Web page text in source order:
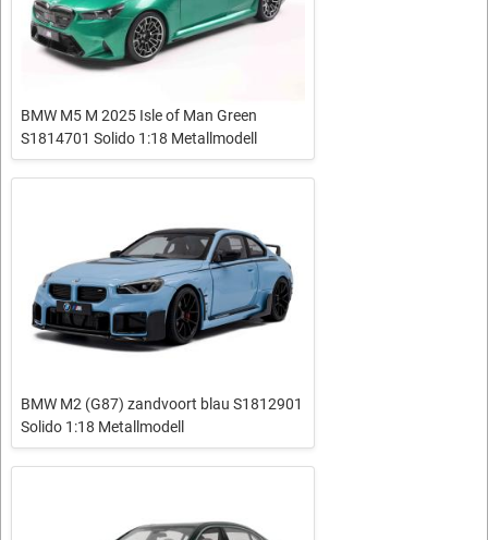
BMW M5 M 2025 Isle of Man Green
S1814701 Solido 1:18 Metallmodell
BMW M2 (G87) zandvoort blau S1812901
Solido 1:18 Metallmodell